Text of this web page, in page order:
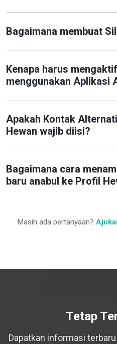
Bagaimana membuat
Kenapa harus
menggunakan Aplikasi
Apakah Kontak
Hewan wajib diisi?
Bagaimana cara
baru anabul ke Profil
Masih ada pertanyaan?
Tetap
Dapatkan informasi